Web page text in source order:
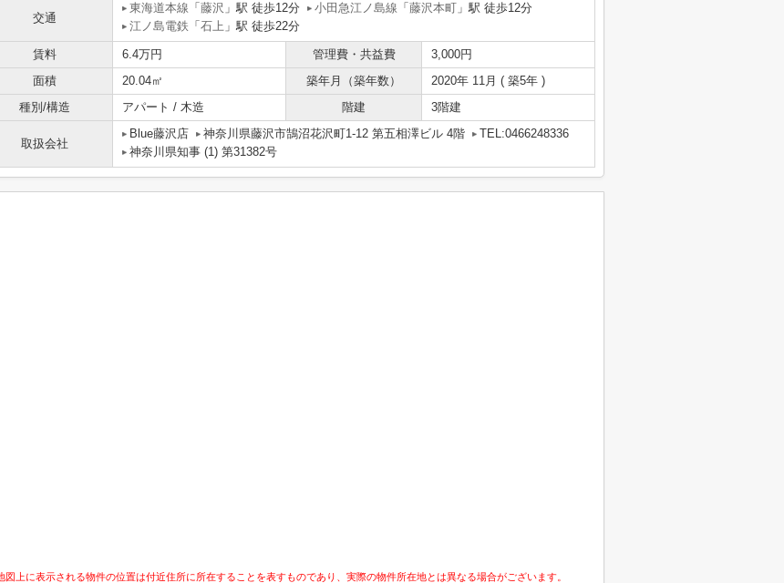
交通
東海道本線 「 藤沢 」駅 徒歩12分 小田急江ノ島線 「 藤沢本町 」駅 徒歩12分
江ノ島電鉄 「 石上 」駅 徒歩22分
賃料 6.4万円 管理費・共益費
3,000円
面積
20.04㎡ 築年月（築年数）
2020年 11月 ( 築5年 )
種別/構造
アパート / 木造 階建 3階建
取扱会社
Blue藤沢店 神奈川県藤沢市鵠沼花沢町1-12 第五相澤ビル 4階
TEL:0466248336
神奈川県知事 (1) 第31382号
図上に表示される物件の位置は付近住所に所在することを表すものであり、実際の物件所在地とは異なる場合がございます。